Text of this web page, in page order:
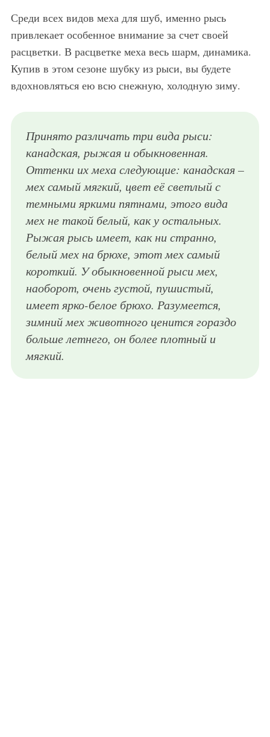
Среди всех видов меха для шуб, именно рысь
привлекает особенное внимание за счет своей
расцветки. В расцветке меха весь шарм, динамика.
Купив в этом сезоне шубку из рыси, вы будете
вдохновляться ею всю снежную, холодную зиму.
Принято различать три вида рыси:
канадская, рыжая и обыкновенная.
Оттенки их меха следующие: канадская –
мех самый мягкий, цвет её светлый с
темными яркими пятнами, этого вида
мех не такой белый, как у остальных.
Рыжая рысь имеет, как ни странно,
белый мех на брюхе, этот мех самый
короткий. У обыкновенной рыси мех,
наоборот, очень густой, пушистый,
имеет ярко-белое брюхо. Разумеется,
зимний мех животного ценится гораздо
больше летнего, он более плотный и
мягкий.